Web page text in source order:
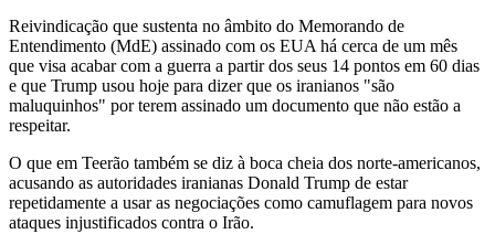
Reivindicação que sustenta no âmbito do Memorando de
Entendimento (MdE) assinado com os EUA há cerca de um mês
que visa acabar com a guerra a partir dos seus 14 pontos em 60 dias
e que Trump usou hoje para dizer que os iranianos "são
maluquinhos" por terem assinado um documento que não estão a
respeitar.
O que em Teerão também se diz à boca cheia dos norte-americanos,
acusando as autoridades iranianas Donald Trump de estar
repetidamente a usar as negociações como camuflagem para novos
ataques injustificados contra o Irão.